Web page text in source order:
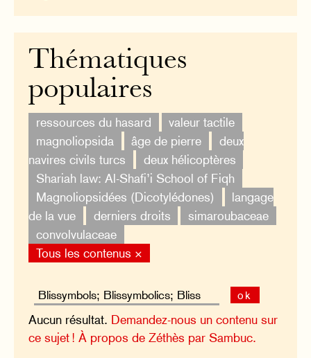
Thématiques
populaires
ressources du hasard
valeur tactile
magnoliopsida
âge de pierre
deux
navires civils turcs
deux hélicoptères
Shariah law: Al-Shafi’i School of Fiqh
Magnoliopsidées (Dicotylédones)
langage
de la vue
derniers droits
simaroubaceae
convolvulaceae
Tous les contenus ×
ok
Aucun résultat. Demandez-nous un contenu sur
ce sujet ! À propos de Zéthès par Sambuc.